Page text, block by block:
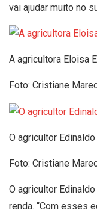
vai ajudar muito no
A agricultora Eloisa
Foto: Cristiane
O agricultor Edinaldo
Foto: Cristiane
O agricultor
renda. “Com esses